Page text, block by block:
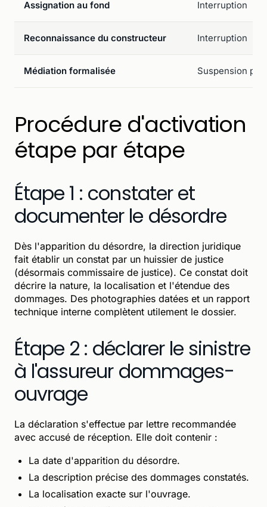
Assignation au fond Interruption
Reconnaissance du constructeur Interruption
Médiation formalisée Suspension
Procédure d'activation
étape par étape
Étape 1 : constater et
documenter le désordre
Dès l'apparition du désordre, la direction juridique
fait établir un constat par un huissier de justice
(désormais commissaire de justice). Ce constat doit
décrire la nature, la localisation et l'étendue des
dommages. Des photographies datées et un rapport
technique interne complètent utilement le dossier.
Étape 2 : déclarer le sinistre
à l'assureur dommages-
ouvrage
La déclaration s'effectue par lettre recommandée
avec accusé de réception. Elle doit contenir :
La date d'apparition du désordre.
La description précise des dommages constatés.
La localisation exacte sur l'ouvrage.